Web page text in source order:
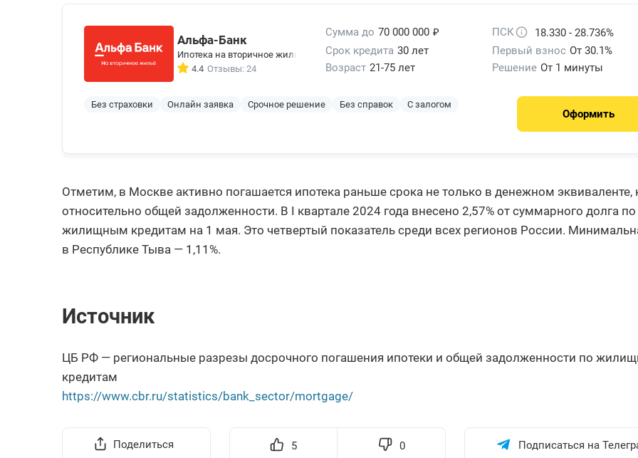
Альфа-Банк
Ипотека на вторичное жилье
4.4 Отзывы: 24
Сумма до 70 000 000 ₽ ПСК
18.330 - 28.736%
Срок кредита 30 лет Первый взнос От 30.1%
Возраст 21-75 лет Решение От 1 минуты
Без страховки Онлайн заявка Срочное решение Без справок С залогом
Оформить
Отметим, в Москве активно погашается ипотека раньше срока не только в денежном эквиваленте,
относительно общей задолженности. В I квартале 2024 года внесено 2,57% от суммарного долга по
жилищным кредитам на 1 мая. Это четвертый показатель среди всех регионов России.
в Республике Тыва — 1,11%.
Источник
ЦБ РФ — региональные разрезы досрочного погашения ипотеки и общей задолженности по
кредитам
https://www.cbr.ru/statistics/bank_sector/mortgage/
Поделиться 5 0 Подписаться на